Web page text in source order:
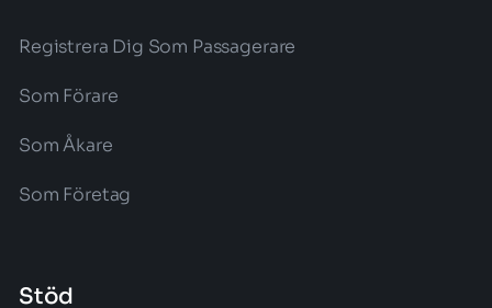
Registrera Dig Som Passagerare
Som Förare
Som Åkare
Som Företag
Stöd